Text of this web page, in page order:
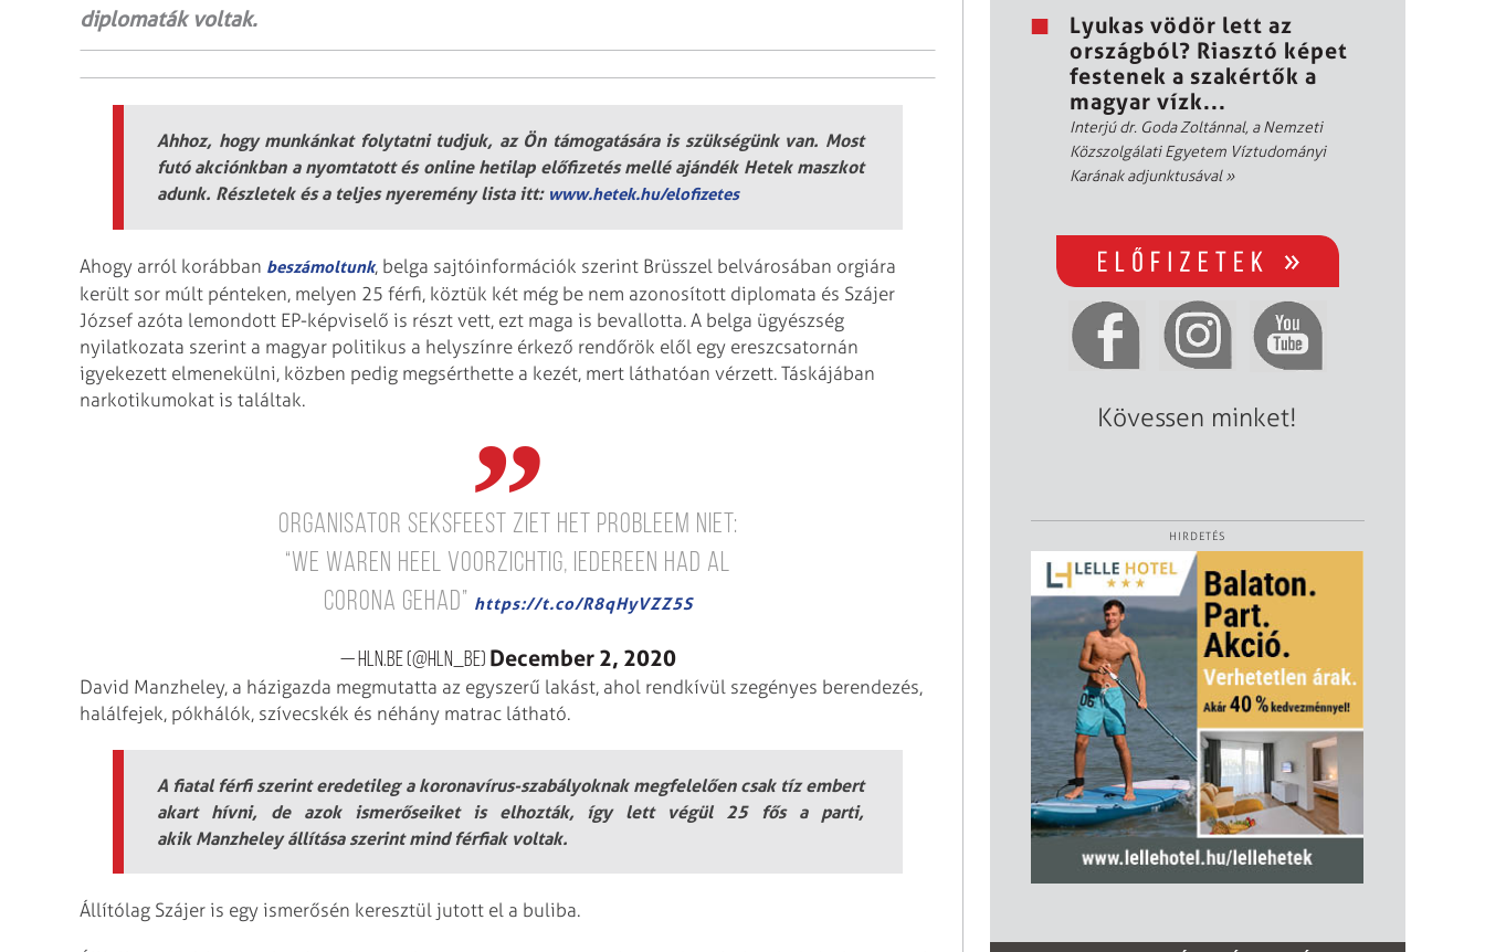
diplomaták voltak.
Ahhoz, hogy munkánkat folytatni tudjuk, az Ön támogatására is szükségünk van. Most
futó akciónkban a nyomtatott és online hetilap előfizetés mellé ajándék Hetek maszkot
adunk. Részletek és a teljes nyeremény lista itt: www.hetek.hu/elofizetes
Ahogy arról korábban beszámoltunk, belga sajtóinformációk szerint Brüsszel belvárosában orgiára
került sor múlt pénteken, melyen 25 férfi, köztük két még be nem azonosított diplomata és Szájer
József azóta lemondott EP-képviselő is részt vett, ezt maga is bevallotta. A belga ügyészség
nyilatkozata szerint a magyar politikus a helyszínre érkező rendőrök elől egy ereszcsatornán
igyekezett elmenekülni, közben pedig megsérthette a kezét, mert láthatóan vérzett. Táskájában
narkotikumokat is találtak.
Organisator seksfeest ziet het probleem niet:
“We waren heel voorzichtig, iedereen had al
corona gehad” https://t.co/R8qHyVZZ5S
— HLN.BE (@HLN_BE) December 2, 2020
David Manzheley, a házigazda megmutatta az egyszerű lakást, ahol rendkívül szegényes berendezés,
halálfejek, pókhálók, szívecskék és néhány matrac látható.
A fiatal férfi szerint eredetileg a koronavírus-szabályoknak megfelelően csak tíz embert
akart hívni, de azok ismerőseiket is elhozták, így lett végül 25 fős a parti,
akik Manzheley állítása szerint mind férfiak voltak.
Állítólag Szájer is egy ismerősén keresztül jutott el a buliba.
Lyukas vödör lett az
országból? Riasztó képet
festenek a szakértők a
magyar vízk...
Interjú dr. Goda Zoltánnal, a Nemzeti
Közszolgálati Egyetem Víztudományi
Karának adjunktusával»
Kövessen minket!
HIRDETÉS